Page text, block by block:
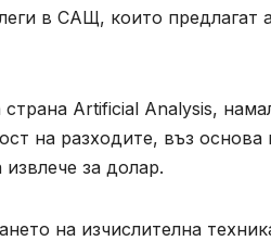
в САЩ, които предлагат
Artificial Analysis,
на разходите, въз
за долар.
на изчислителна